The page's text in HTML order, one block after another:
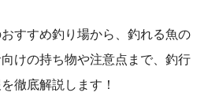
すすめ釣り場から、釣れる魚の
けの持ち物や注意点まで、釣行
徹底解説します！